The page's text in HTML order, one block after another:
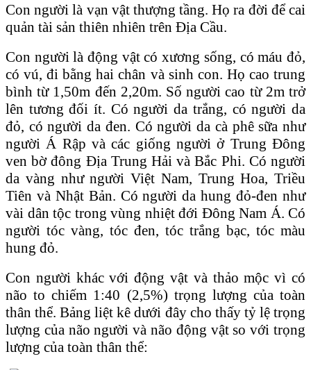
Con người là vạn vật thượng tầng. Họ ra đời để cai
quản tài sản thiên nhiên trên Ɖịa Cầu.
Con người là động vật có xương sống, có máu đỏ,
có vú, đi bằng hai chân và sinh con. Họ cao trung
bình từ 1,50m đến 2,20m. Số người cao từ 2m trở
lên tương đối ít. Có người da trắng, có người da
đỏ, có người da đen. Có người da cà phê sữa như
người Á Rập và các giống người ở Trung Ɖông
ven bờ đông Ɖịa Trung Hải và Bắc Phi. Có người
da vàng như người Việt Nam, Trung Hoa, Triều
Tiên và Nhật Bản. Có người da hung đỏ-đen như
vài dân tộc trong vùng nhiệt đới Ɖông Nam Á. Có
người tóc vàng, tóc đen, tóc trắng bạc, tóc màu
hung đỏ.
Con người khác với động vật và thảo mộc vì có
não to chiếm 1:40 (2,5%) trọng lượng của toàn
thân thể. Bảng liệt kê dưới đây cho thấy tỷ lệ trọng
lượng của não người và não động vật so với trọng
lượng của toàn thân thể: